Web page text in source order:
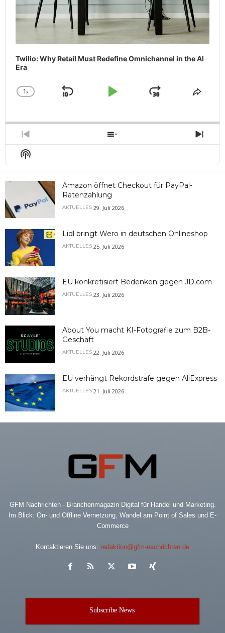
Twilio: Why Retail Must Redefine Omnichannel in the AI
Era
Change
1x
Skip
Play
Jump
Share
Previous
Episode
Show
Episodes
Next
Show
Podcast
Information
Amazon öffnet Checkout für PayPal-
Ratenzahlung
AKTUELLES 29. Juli 2026
Lidl bringt Wero in deutschen Onlineshop
AKTUELLES 25. Juli 2026
EU konkretisiert Bedenken gegen JD.com
AKTUELLES 23. Juli 2026
About You macht KI-Fotografie zum B2B-
Geschäft
AKTUELLES 22. Juli 2026
EU verhängt Rekordstrafe gegen AliExpress
AKTUELLES 21. Juli 2026
GFM Nachrichten - Branchenmagazin Digital für Handel und Marketing.
Im Blick: On- und Offline Vernetzung, Wandel am Point of Sales und E-
Commerce
Kontaktieren Sie uns: redaktion@gfm-nachrichten.de
Subscribe News